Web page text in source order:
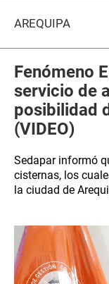
AREQUIPA
Fenómeno
servicio de
posibilidad
(VIDEO)
Sedapar informó
cisternas, los
la ciudad de